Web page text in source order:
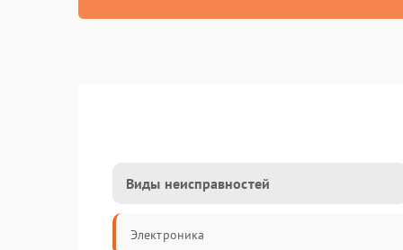
Виды неисправностей
Электроника